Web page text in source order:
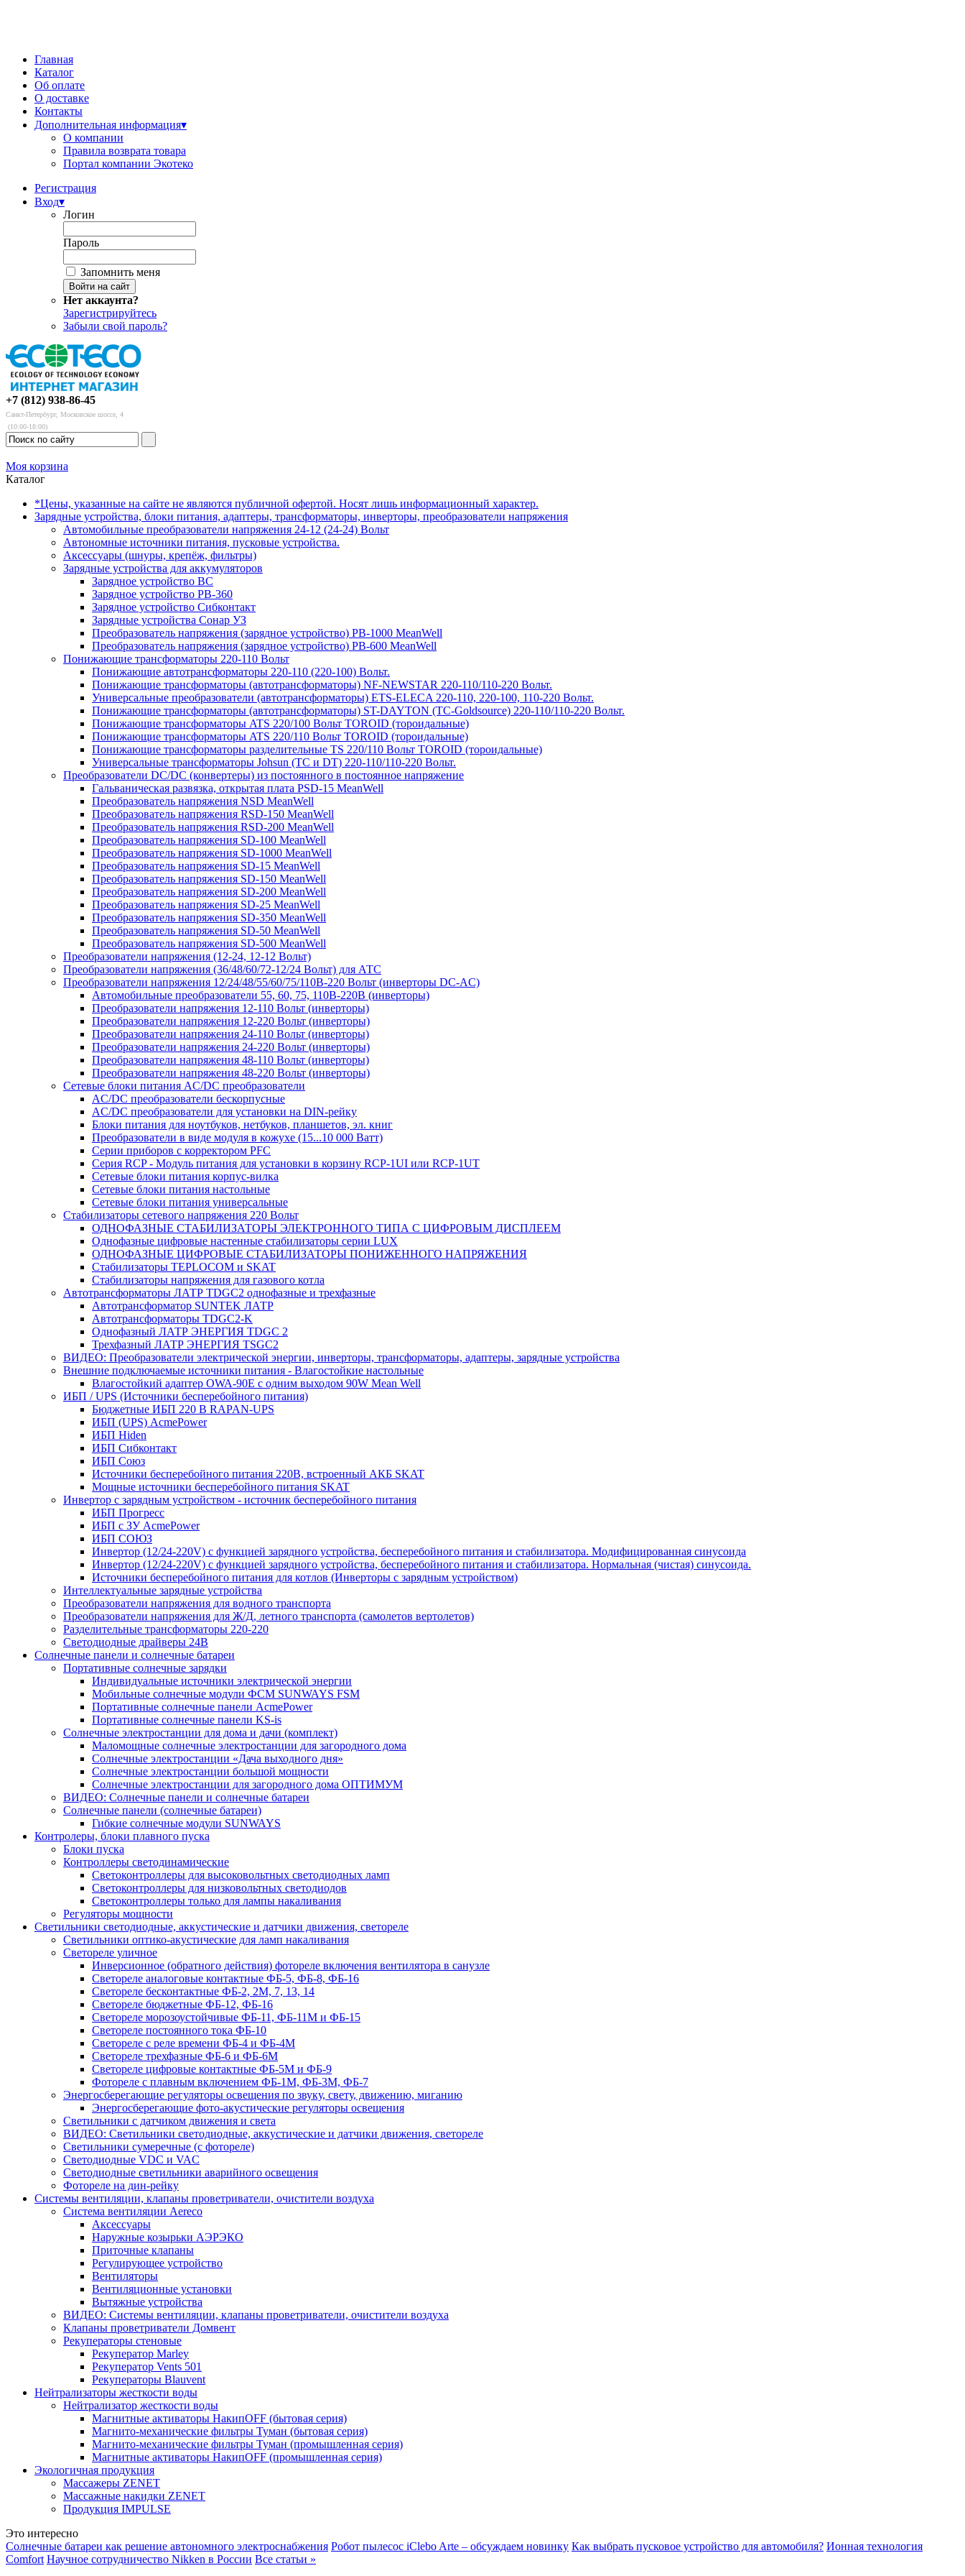
Главная
Каталог
Об оплате
О доставке
Контакты
Дополнительная информация▾
О компании
Правила возврата товара
Портал компании Экотеко
Регистрация
Вход▾
Логин
Пароль
Запомнить меня
Нет аккаунта?
Зарегистрируйтесь
Забыли свой пароль?
+7 (812) 938-86-45
Санкт-Петербург, Московское шоссе, 4
(10:00-18:00)
Моя корзина
Каталог
*Цены, указанные на сайте не являются публичной офертой. Носят лишь информационный характер.
Зарядные устройства, блоки питания, адаптеры, трансформаторы, инверторы, преобразователи напряжения
Автомобильные преобразователи напряжения 24-12 (24-24) Вольт
Автономные источники питания, пусковые устройства.
Аксессуары (шнуры, крепёж, фильтры)
Зарядные устройства для аккумуляторов
Зарядное устройство BC
Зарядное устройство PB-360
Зарядное устройство Сибконтакт
Зарядные устройства Сонар УЗ
Преобразователь напряжения (зарядное устройство) PB-1000 MeanWell
Преобразователь напряжения (зарядное устройство) PB-600 MeanWell
Понижающие трансформаторы 220-110 Вольт
Понижающие автотрансформаторы 220-110 (220-100) Вольт.
Понижающие трансформаторы (автотрансформаторы) NF-NEWSTAR 220-110/110-220 Вольт.
Универсальные преобразователи (автотрансформаторы) ETS-ELECA 220-110, 220-100, 110-220 Вольт.
Понижающие трансформаторы (автотрансформаторы) ST-DAYTON (TC-Goldsource) 220-110/110-220 Вольт.
Понижающие трансформаторы ATS 220/100 Вольт TOROID (тороидальные)
Понижающие трансформаторы ATS 220/110 Вольт TOROID (тороидальные)
Понижающие трансформаторы разделительные TS 220/110 Вольт TOROID (тороидальные)
Универсальные трансформаторы Johsun (TС и DT) 220-110/110-220 Вольт.
Преобразователи DC/DC (конвертеры) из постоянного в постоянное напряжение
Гальваническая развязка, открытая плата PSD-15 MeanWell
Преобразователь напряжения NSD MeanWell
Преобразователь напряжения RSD-150 MeanWell
Преобразователь напряжения RSD-200 MeanWell
Преобразователь напряжения SD-100 MeanWell
Преобразователь напряжения SD-1000 MeanWell
Преобразователь напряжения SD-15 MeanWell
Преобразователь напряжения SD-150 MeanWell
Преобразователь напряжения SD-200 MeanWell
Преобразователь напряжения SD-25 MeanWell
Преобразователь напряжения SD-350 MeanWell
Преобразователь напряжения SD-50 MeanWell
Преобразователь напряжения SD-500 MeanWell
Преобразователи напряжения (12-24, 12-12 Вольт)
Преобразователи напряжения (36/48/60/72-12/24 Вольт) для АТС
Преобразователи напряжения 12/24/48/55/60/75/110В-220 Вольт (инверторы DC-AC)
Автомобильные преобразователи 55, 60, 75, 110В-220В (инверторы)
Преобразователи напряжения 12-110 Вольт (инверторы)
Преобразователи напряжения 12-220 Вольт (инверторы)
Преобразователи напряжения 24-110 Вольт (инверторы)
Преобразователи напряжения 24-220 Вольт (инверторы)
Преобразователи напряжения 48-110 Вольт (инверторы)
Преобразователи напряжения 48-220 Вольт (инверторы)
Сетевые блоки питания AC/DC преобразователи
AC/DC преобразователи бескорпусные
AC/DC преобразователи для установки на DIN-рейку
Блоки питания для ноутбуков, нетбуков, планшетов, эл. книг
Преобразователи в виде модуля в кожухе (15...10 000 Ватт)
Серии приборов с корректором PFC
Серия RCP - Модуль питания для установки в корзину RCP-1UI или RCP-1UT
Сетевые блоки питания корпус-вилка
Сетевые блоки питания настольные
Сетевые блоки питания универсальные
Стабилизаторы сетевого напряжения 220 Вольт
ОДНОФАЗНЫЕ СТАБИЛИЗАТОРЫ ЭЛЕКТРОННОГО ТИПА С ЦИФРОВЫМ ДИСПЛЕЕМ
Однофазные цифровые настенные стабилизаторы серии LUX
ОДНОФАЗНЫЕ ЦИФРОВЫЕ СТАБИЛИЗАТОРЫ ПОНИЖЕННОГО НАПРЯЖЕНИЯ
Стабилизаторы TEPLOCOM и SKAT
Стабилизаторы напряжения для газового котла
Автотрансформаторы ЛАТР TDGC2 однофазные и трехфазные
Автотрансформатор SUNTEK ЛАТР
Автотрансформаторы TDGC2-K
Однофазный ЛАТР ЭНЕРГИЯ TDGC 2
Трехфазный ЛАТР ЭНЕРГИЯ TSGC2
ВИДЕО: Преобразователи электрической энергии, инверторы, трансформаторы, адаптеры, зарядные устройства
Внешние подключаемые источники питания - Влагостойкие настольные
Влагостойкий адаптер OWA-90E с одним выходом 90W Mean Well
ИБП / UPS (Источники бесперебойного питания)
Бюджетные ИБП 220 В RAPAN-UPS
ИБП (UPS) AcmePower
ИБП Hiden
ИБП Сибконтакт
ИБП Союз
Источники бесперебойного питания 220В, встроенный АКБ SKAT
Мощные источники бесперебойного питания SKAT
Инвертор с зарядным устройством - источник бесперебойного питания
ИБП Прогресс
ИБП с ЗУ AcmePower
ИБП СОЮЗ
Инвертор (12/24-220V) с функцией зарядного устройства, бесперебойного питания и стабилизатора. Модифицированная синусоида
Инвертор (12/24-220V) с функцией зарядного устройства, бесперебойного питания и стабилизатора. Нормальная (чистая) синусоида.
Источники бесперебойного питания для котлов (Инверторы с зарядным устройством)
Интеллектуальные зарядные устройства
Преобразователи напряжения для водного транспорта
Преобразователи напряжения для Ж/Д, летного транспорта (самолетов вертолетов)
Разделительные трансформаторы 220-220
Светодиодные драйверы 24В
Солнечные панели и солнечные батареи
Портативные солнечные зарядки
Индивидуальные источники электрической энергии
Мобильные солнечные модули ФСМ SUNWAYS FSM
Портативные солнечные панели AcmePower
Портативные солнечные панели KS-is
Солнечные электростанции для дома и дачи (комплект)
Маломощные солнечные электростанции для загородного дома
Солнечные электростанции «Дача выходного дня»
Солнечные электростанции большой мощности
Солнечные электростанции для загородного дома ОПТИМУМ
ВИДЕО: Солнечные панели и солнечные батареи
Солнечные панели (солнечные батареи)
Гибкие солнечные модули SUNWAYS
Контролеры, блоки плавного пуска
Блоки пуска
Контроллеры светодинамические
Светоконтроллеры для высоковольтных светодиодных ламп
Светоконтроллеры для низковольтных светодиодов
Светоконтроллеры только для лампы накаливания
Регуляторы мощности
Светильники светодиодные, аккустические и датчики движения, светореле
Светильники оптико-акустические для ламп накаливания
Светореле уличное
Инверсионное (обратного действия) фотореле включения вентилятора в санузле
Светореле аналоговые контактные ФБ-5, ФБ-8, ФБ-16
Светореле бесконтактные ФБ-2, 2М, 7, 13, 14
Светореле бюджетные ФБ-12, ФБ-16
Светореле морозоустойчивые ФБ-11, ФБ-11М и ФБ-15
Светореле постоянного тока ФБ-10
Светореле с реле времени ФБ-4 и ФБ-4М
Светореле трехфазные ФБ-6 и ФБ-6М
Светореле цифровые контактные ФБ-5М и ФБ-9
Фотореле с плавным включением ФБ-1М, ФБ-3М, ФБ-7
Энергосберегающие регуляторы освещения по звуку, свету, движению, миганию
Энергосберегающие фото-акустические регуляторы освещения
Светильники с датчиком движения и света
ВИДЕО: Светильники светодиодные, аккустические и датчики движения, светореле
Светильники сумеречные (с фотореле)
Светодиодные VDC и VAC
Светодиодные светильники аварийного освещения
Фотореле на дин-рейку
Системы вентиляции, клапаны проветриватели, очистители воздуха
Система вентиляции Aereco
Аксессуары
Наружные козырьки АЭРЭКО
Приточные клапаны
Регулирующее устройство
Вентиляторы
Вентиляционные установки
Вытяжные устройства
ВИДЕО: Системы вентиляции, клапаны проветриватели, очистители воздуха
Клапаны проветриватели Домвент
Рекуператоры стеновые
Рекуператор Marley
Рекуператор Vents 501
Рекуператоры Blauvent
Нейтрализаторы жесткости воды
Нейтрализатор жесткости воды
Магнитные активаторы НакипOFF (бытовая серия)
Магнито-механические фильтры Туман (бытовая серия)
Магнито-механические фильтры Туман (промышленная серия)
Магнитные активаторы НакипOFF (промышленная серия)
Экологичная продукция
Массажеры ZENET
Массажные накидки ZENET
Продукция IMPULSE
Это интересно
Солнечные батареи как решение автономного электроснабжения Робот пылесос iClebo Arte – обсуждаем новинку Как выбрать пусковое устройство для автомобиля? Ионная технология
Comfort Научное сотрудничество Nikken в России Все статьи »